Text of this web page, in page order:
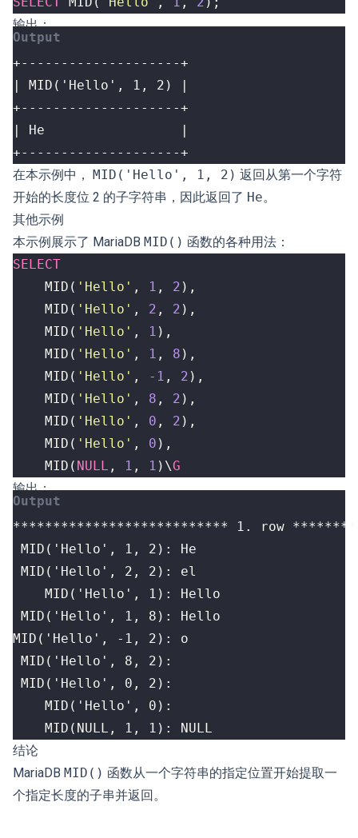
输出：
+--------------------+
在本示例中， MID('Hello', 1, 2) 返回从第一个字符
开始的长度位 2 的子字符串，因此返回了 He。
其他示例
本示例展示了 MariaDB MID() 函数的各种用法：
SELECT
MID ( 'Hello' , 1 , 2 ),
MID ( 'Hello' , 2 , 2 ),
MID ( 'Hello' , 1 ),
MID ( 'Hello' , 1 , 8 ),
MID ( 'Hello' , - 1 , 2 ),
MID ( 'Hello' , 8 , 2 ),
MID ( 'Hello' , 0 , 2 ),
MID ( 'Hello' , 0 ),
MID ( NULL , 1 , 1 ) \G
输出：
    MID(NULL, 1, 1): NULL
结论
MariaDB MID() 函数从一个字符串的指定位置开始提取一
个指定长度的子串并返回。